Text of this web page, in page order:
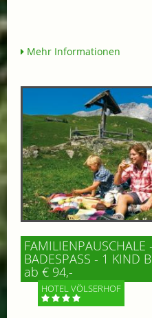
Mehr Informationen
BADESPASS - 1 KIND
ab € 94,-
HOTEL VÖLSERHOF